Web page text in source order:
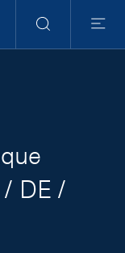
Ricerca
Menu
DE /